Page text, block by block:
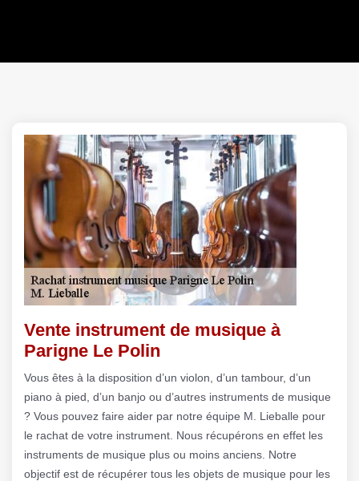
Vente instrument de musique à
Parigne Le Polin
Vous êtes à la disposition d’un violon, d’un tambour, d’un
piano à pied, d’un banjo ou d’autres instruments de musique
? Vous pouvez faire aider par notre équipe M. Lieballe pour
le rachat de votre instrument. Nous récupérons en effet les
instruments de musique plus ou moins anciens. Notre
objectif est de récupérer tous les objets de musique pour les